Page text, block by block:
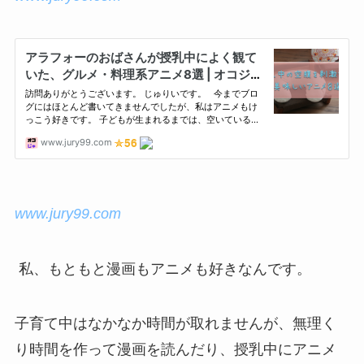
www.jury99.com
私、もともと漫画もアニメも好きなんです。
子育て中はなかなか時間が取れませんが、無理く
り時間を作って漫画を読んだり、授乳中にアニメ